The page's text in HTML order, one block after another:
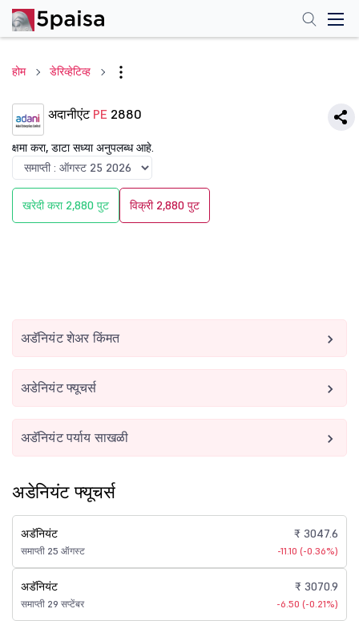
होम डेरिव्हेटिव्ह
अदानीएंट PE 2880
क्षमा करा, डाटा सध्या अनुपलब्ध आहे.
खरेदी करा 2,880 पुट विक्री 2,880 पुट
अडॅनियंट शेअर किंमत
अडेनियंट फ्यूचर्स
अडॅनियंट पर्याय साखळी
अडेनियंट फ्यूचर्स
अडॅनियंट
समाप्ती 25 ऑगस्ट
₹ 3047.6
-11.10 (-0.36%)
अडॅनियंट
समाप्ती 29 सप्टेंबर
₹ 3070.9
-6.50 (-0.21%)